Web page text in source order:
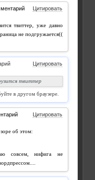
Цитировать
твиттер, уже давно
не подгружается((
Цитировать
твиттер
в другом браузере.
Цитировать
об этом:
совсем, нифига не